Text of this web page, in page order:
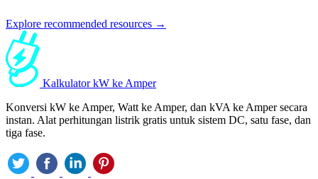
Explore recommended resources →
Kalkulator kW ke Amper
Konversi kW ke Amper, Watt ke Amper, dan kVA ke Amper secara
instan. Alat perhitungan listrik gratis untuk sistem DC, satu fase, dan
tiga fase.